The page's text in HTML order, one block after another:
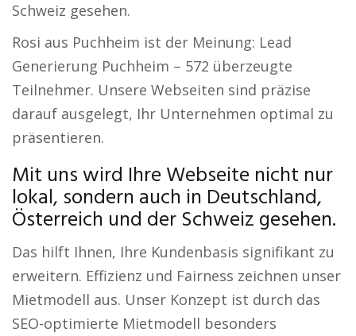
Schweiz gesehen.
Rosi aus Puchheim ist der Meinung: Lead
Generierung Puchheim – 572 überzeugte
Teilnehmer. Unsere Webseiten sind präzise
darauf ausgelegt, Ihr Unternehmen optimal zu
präsentieren.
Mit uns wird Ihre Webseite nicht nur
lokal, sondern auch in Deutschland,
Österreich und der Schweiz gesehen.
Das hilft Ihnen, Ihre Kundenbasis signifikant zu
erweitern. Effizienz und Fairness zeichnen unser
Mietmodell aus. Unser Konzept ist durch das
SEO-optimierte Mietmodell besonders